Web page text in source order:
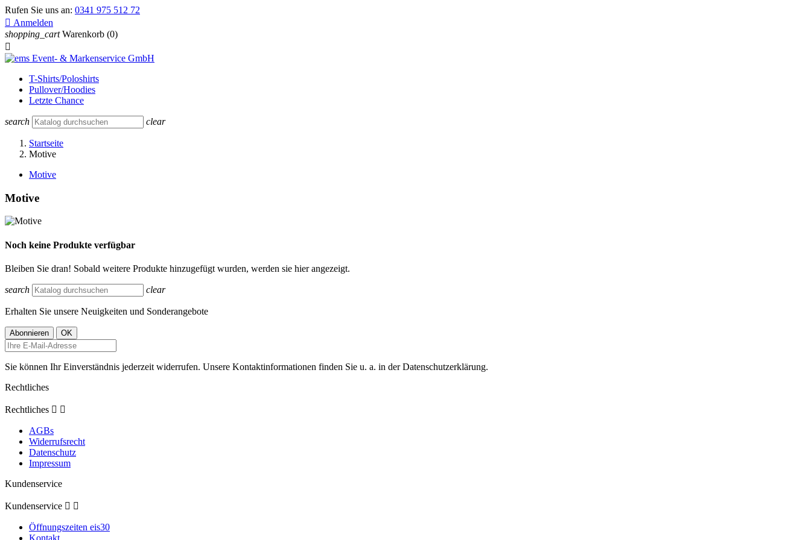
Rufen Sie uns an: 0341 975 512 72
 Anmelden
shopping_cart Warenkorb (0)

T-Shirts/Poloshirts
Pullover/Hoodies
Letzte Chance
search clear
Startseite
Motive
Motive
Motive
Noch keine Produkte verfügbar
Bleiben Sie dran! Sobald weitere Produkte hinzugefügt wurden, werden sie hier angezeigt.
search clear
Erhalten Sie unsere Neuigkeiten und Sonderangebote
Sie können Ihr Einverständnis jederzeit widerrufen. Unsere Kontaktinformationen finden Sie u. a. in der Datenschutzerklärung.
Rechtliches
Rechtliches  
AGBs
Widerrufsrecht
Datenschutz
Impressum
Kundenservice
Kundenservice  
Öffnungszeiten eis30
Kontakt